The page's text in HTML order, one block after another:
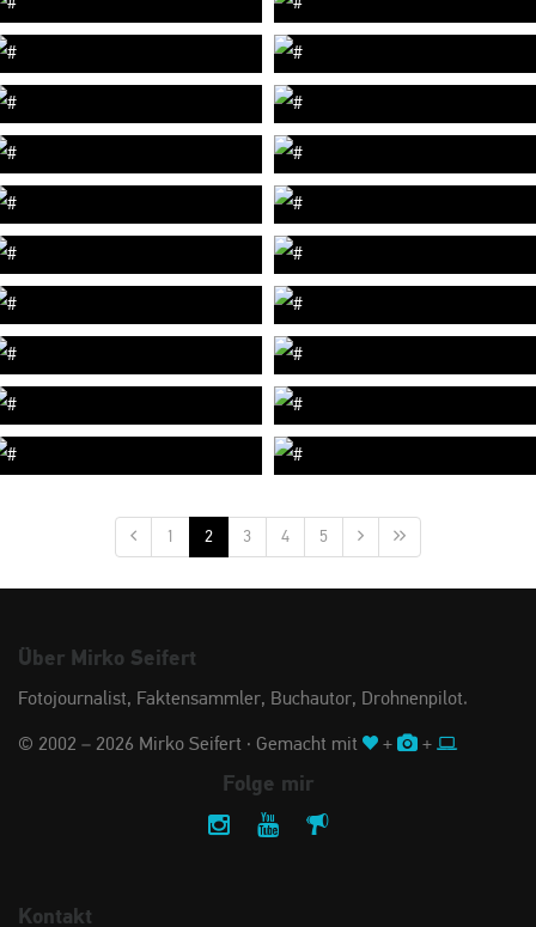
1 2 3 4 5
Über Mirko Seifert
Fotojournalist, Faktensammler, Buchautor, Drohnenpilot.
© 2002 – 2026 Mirko Seifert · Gemacht mit + +
Folge mir
Kontakt